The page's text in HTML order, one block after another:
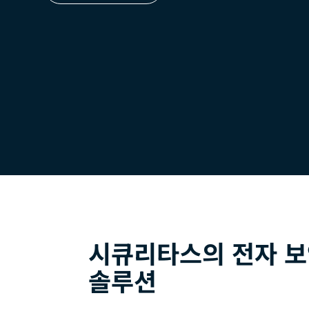
시큐리타스의 전자
솔루션